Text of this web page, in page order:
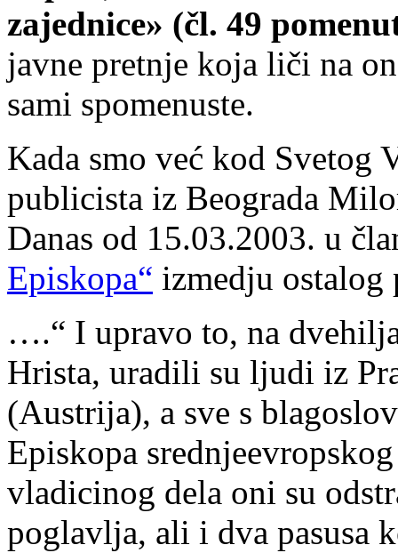
zajednice» (čl. 49
javne pretnje koja liči na
sami spomenuste.
Kada smo već kod Svetog
publicista iz Beograda
Danas od 15.03.2003. u
Episkopa“ izmedju ostalog
….“ I upravo to, na
Hrista, uradili su ljudi iz
(Austrija), a sve s
Episkopa
vladicinog dela oni su
poglavlja, ali i dva pasusa